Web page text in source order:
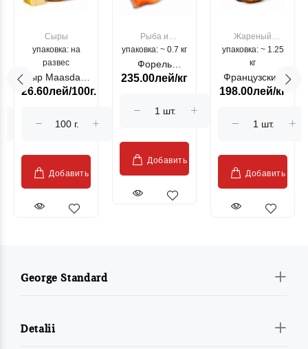
Сыры
упаковка: на
развес
Сыр Maasdam
Sublime Cow
26.60лей/100г.
Добавить
Рыба и
морепродукты
упаковка: ~ 0.7 кг
Форель
лососевая
Moldovenesc"
235.00лей/кг
Добавить
Жареный
цыпленок
упаковка: ~ 1.25
кг
Французский
гриль, кг
198.00лей/кг
Добавить
George Standard
Detalii